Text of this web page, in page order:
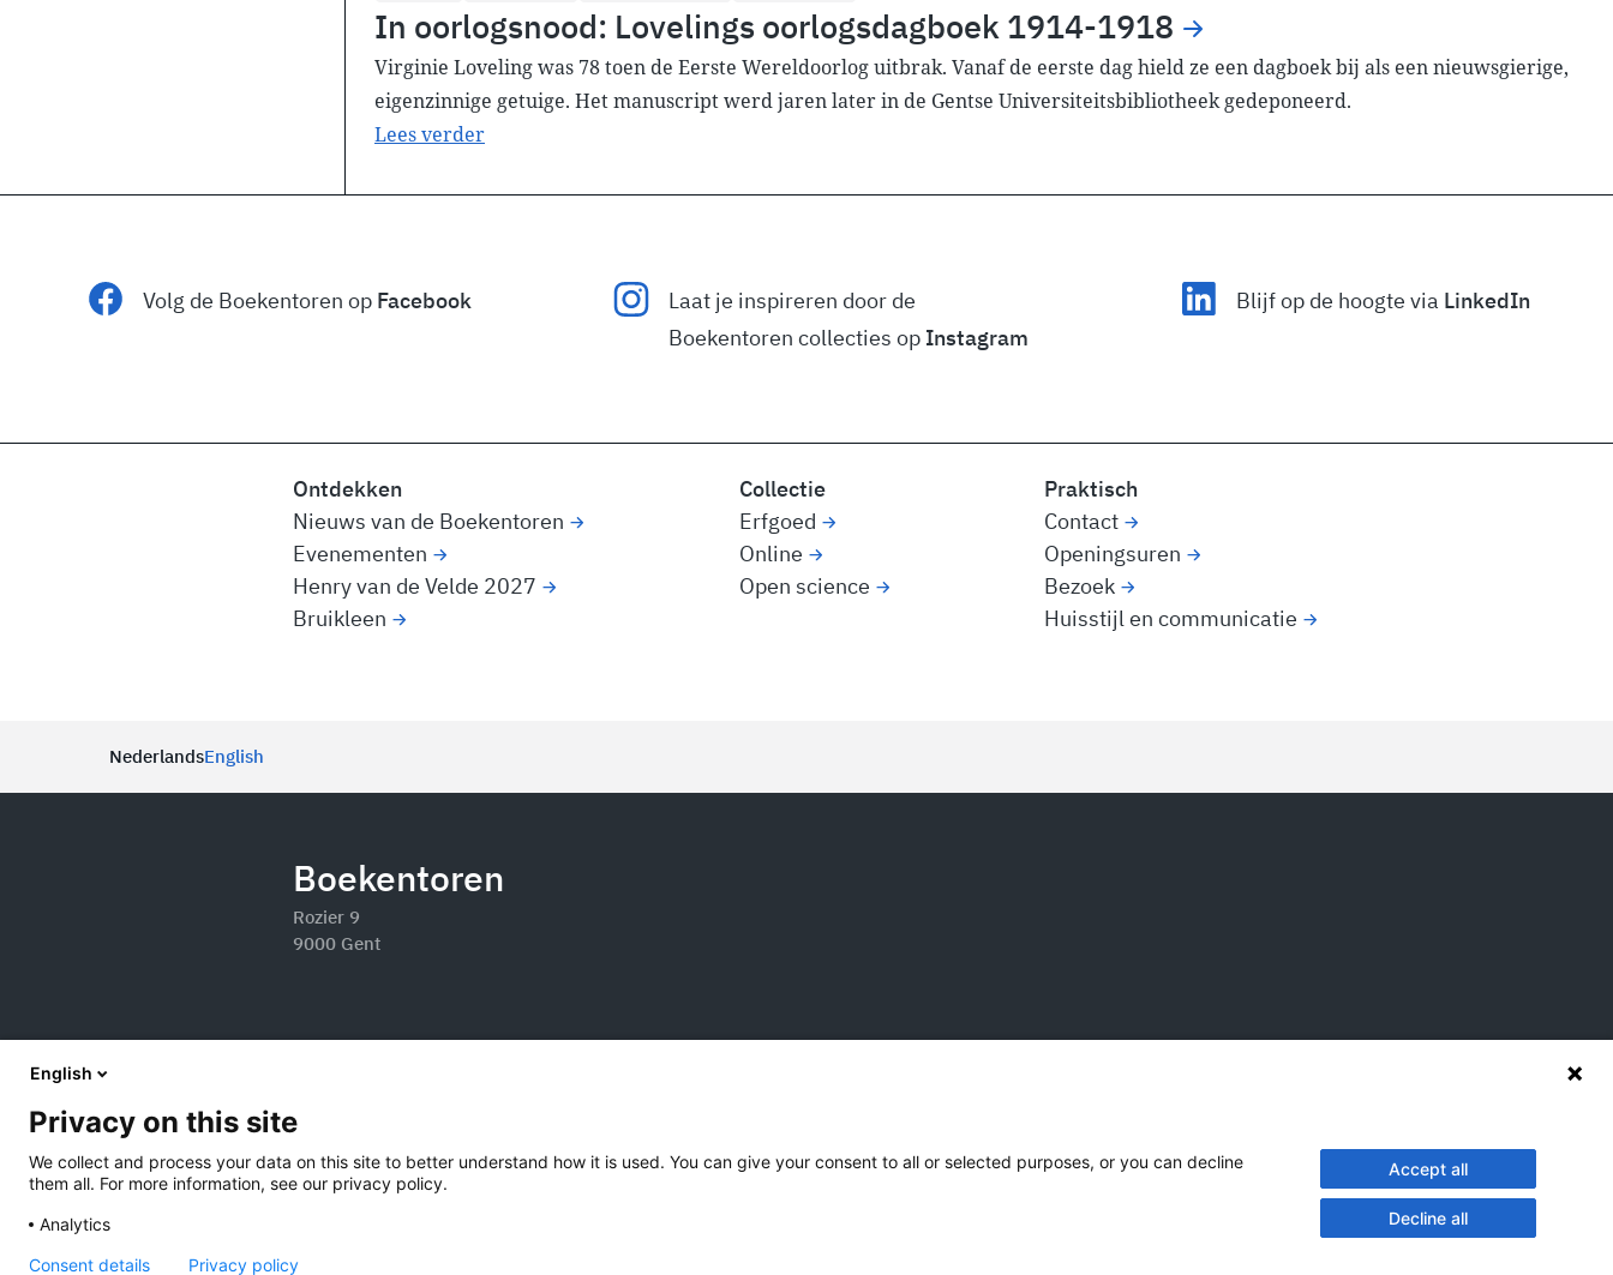
In oorlogsnood: Lovelings oorlogsdagboek 1914-1918
Virginie Loveling was 78 toen de Eerste Wereldoorlog uitbrak. Vanaf de eerste dag hield ze een dagboek bij als een nieuwsgierige,
eigenzinnige getuige. Het manuscript werd jaren later in de Gentse Universiteitsbibliotheek gedeponeerd.
Lees verder
Volg de Boekentoren op Facebook
Laat je inspireren door de
Boekentoren collecties op Instagram
Blijf op de hoogte via LinkedIn
Ontdekken
Nieuws van de Boekentoren
Evenementen
Henry van de Velde 2027
Bruikleen
Collectie
Erfgoed
Online
Open science
Praktisch
Contact
Openingsuren
Bezoek
Huisstijl en communicatie
NederlandsEnglish
Boekentoren
Rozier 9
9000 Gent
2026 Boekentoren
English
Privacy on this site
We collect and process your data on this site to better understand how it is used. You can give your consent to all or selected purposes, or you can decline
them all. For more information, see our privacy policy.
Analytics
Accept all
Decline all
Consent details Privacy policy